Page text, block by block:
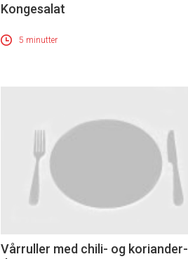
Kongesalat
5 minutter
Vårruller med chili- og koriander-